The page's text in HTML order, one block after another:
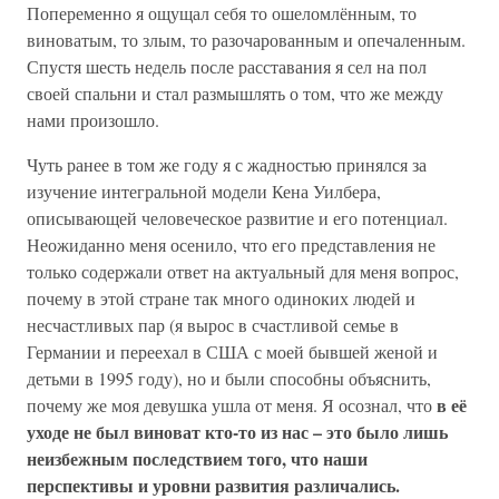
Попеременно я ощущал себя то ошеломлённым, то
виноватым, то злым, то разочарованным и опечаленным.
Спустя шесть недель после расставания я сел на пол
своей спальни и стал размышлять о том, что же между
нами произошло.
Чуть ранее в том же году я с жадностью принялся за
изучение интегральной модели Кена Уилбера,
описывающей человеческое развитие и его потенциал.
Неожиданно меня осенило, что его представления не
только содержали ответ на актуальный для меня вопрос,
почему в этой стране так много одиноких людей и
несчастливых пар (я вырос в счастливой семье в
Германии и переехал в США с моей бывшей женой и
детьми в 1995 году), но и были способны объяснить,
почему же моя девушка ушла от меня. Я осознал, чтов её
уходе не был виноват кто-то из нас – это было лишь
неизбежным последствием того, что наши
перспективы и уровни развития различались.